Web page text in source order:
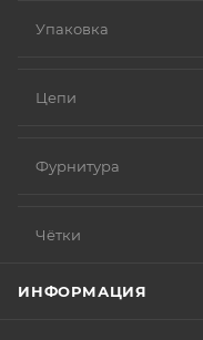
Упаковка
Цепи
Фурнитура
Чётки
ИНФОРМАЦИЯ